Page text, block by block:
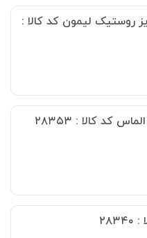
روستیک لیمون کد کالا :
کد کالا : ۲۸۳۵۳